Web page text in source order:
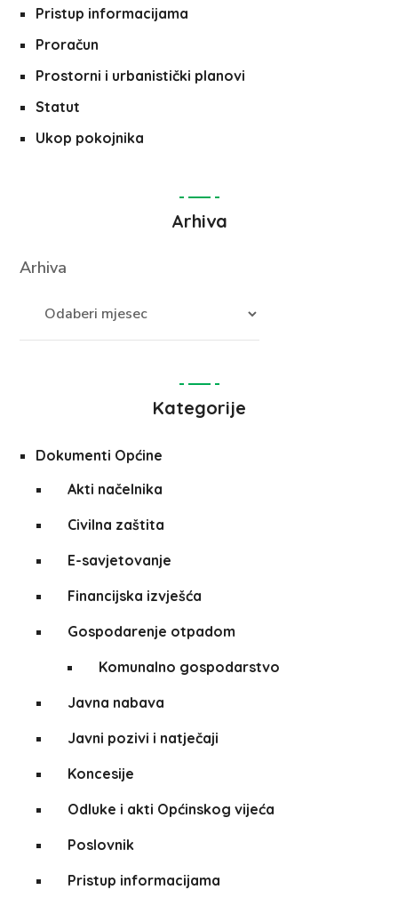
Pristup informacijama
Proračun
Prostorni i urbanistički planovi
Statut
Ukop pokojnika
Arhiva
Arhiva
Kategorije
Dokumenti Općine
Akti načelnika
Civilna zaštita
E-savjetovanje
Financijska izvješća
Gospodarenje otpadom
Komunalno gospodarstvo
Javna nabava
Javni pozivi i natječaji
Koncesije
Odluke i akti Općinskog vijeća
Poslovnik
Pristup informacijama